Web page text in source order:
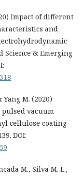
Impact of different
and
Science & Emerging
Yang M. (2020)
vacuum
cellulose coating
DOI:
M., Silva M. L.,